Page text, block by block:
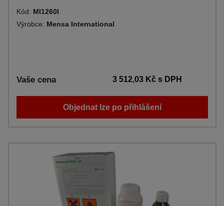
Kód: MI1260I
Výrobce: Mensa International
Vaše cena 3 512,03 Kčs DPH
Objednat lze po přihlášení